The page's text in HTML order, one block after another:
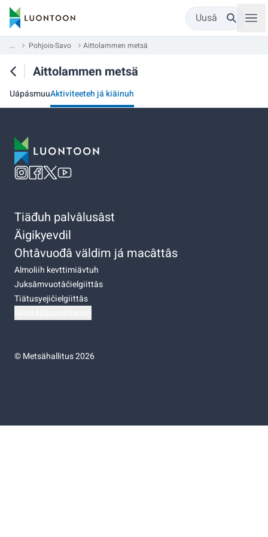
Uusâ
... Pohjois-Savo Aittolammen metsä
Aittolammen metsä
UápásmuuAktiviteeteh já kiäinuh
Tiäđuh palvâlusâst
Äigikyevdil
Ohtâvuođâ väldim já macâttâs
Almoliih kevttimiävtuh
Juksâmvuotâčielgiittâs
Tiätusyejičielgiittâs
©Metsähallitus 2026